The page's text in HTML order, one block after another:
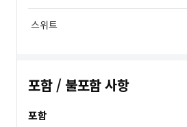
스위트
포함 / 불포함 사항
포함